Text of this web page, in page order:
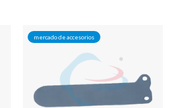
mercado de accesorios